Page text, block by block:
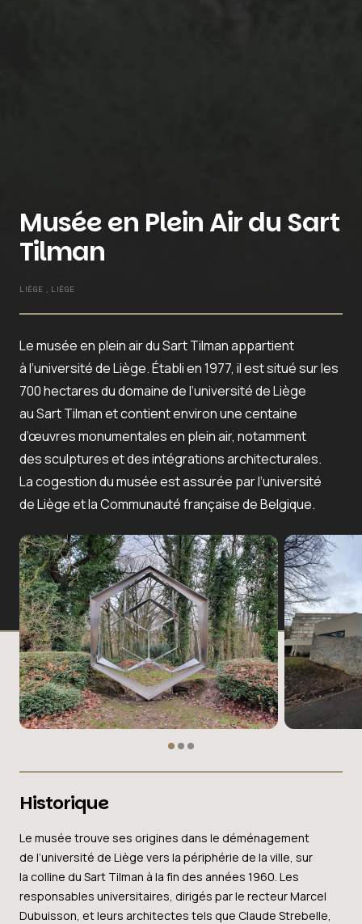
Musée en Plein Air du Sart
Tilman
LIÈGE , LIÈGE
Le musée en plein air du Sart Tilman appartient
à l’université de Liège. Établi en 1977, il est situé sur les
700 hectares du domaine de l’université de Liège
au Sart Tilman et contient environ une centaine
d’œuvres monumentales en plein air, notamment
des sculptures et des intégrations architecturales.
La cogestion du musée est assurée par l’université
de Liège et la Communauté française de Belgique.
Historique
Le musée trouve ses origines dans le déménagement
de l’université de Liège vers la périphérie de la ville, sur
la colline du Sart Tilman à la fin des années 1960. Les
responsables universitaires, dirigés par le recteur Marcel
Dubuisson, et leurs architectes tels que Claude Strebelle,